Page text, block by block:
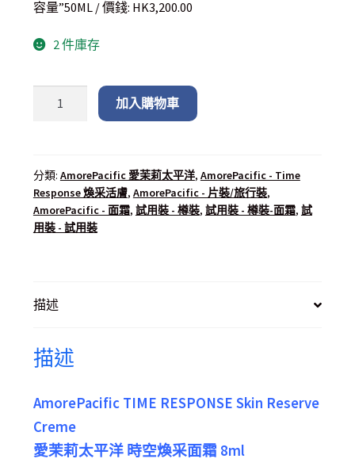
容量”50ML / 價錢: HK3,200.00
2 件庫存
加入購物車
分類: AmorePacific 愛茉莉太平洋, AmorePacific - Time
Response 煥采活膚, AmorePacific - 片裝/旅行裝,
AmorePacific - 面霜, 試用裝 - 樽裝, 試用裝 - 樽裝-面霜, 試
用裝 - 試用裝
描述
描述
AmorePacific TIME RESPONSE Skin Reserve
Creme
愛茉莉太平洋 時空煥采面霜 8ml